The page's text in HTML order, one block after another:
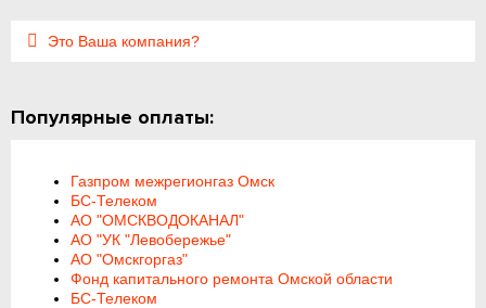
Это Ваша компания?
Популярные оплаты:
Газпром межрегионгаз Омск
БС-Телеком
АО "ОМСКВОДОКАНАЛ"
АО "УК "Левобережье"
АО "Омскгоргаз"
Фонд капитального ремонта Омской области
БС-Телеком